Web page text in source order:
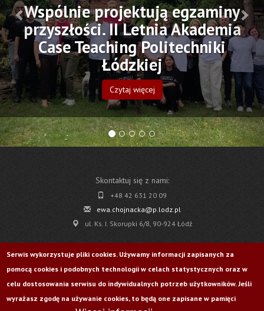
Wspólnie projektują egzaminy
przyszłości. II Letnia Akademia
Case Teaching Politechniki
Łódzkiej
Czytaj więcej
Skontaktuj się z nami:
+48 42 631 20 09
ewa.chojnacka@p.lodz.pl
ul. Ks. I. Skorupki 6/8, 90-924 Łódź
Pobierz
Życie Uczelni nr 176
Serwis wykorzystuje pliki cookies. Używamy informacji zapisanych za
pomocą cookies i podobnych technologii w celach statystycznych oraz w
celu dostosowania serwisu do indywidualnych potrzeb użytkowników. Jeśli
wyrażasz zgodę na używanie cookies, to będą one zapisane w pamięci